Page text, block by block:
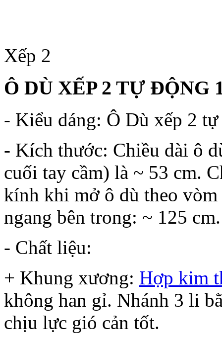
Xếp 2
Ô DÙ XẾP 2 TỰ ĐỘNG
- Kiểu dáng: Ô Dù xếp 2
- Kích thước: Chiều dài ô
cuối tay cầm) là ~ 53 cm.
kính khi mở ô dù theo
ngang bên trong: ~ 125
- Chất liệu:
+ Khung xương: Hợp kim
không han gỉ. Nhánh 3 li
chịu lực gió cản tốt.